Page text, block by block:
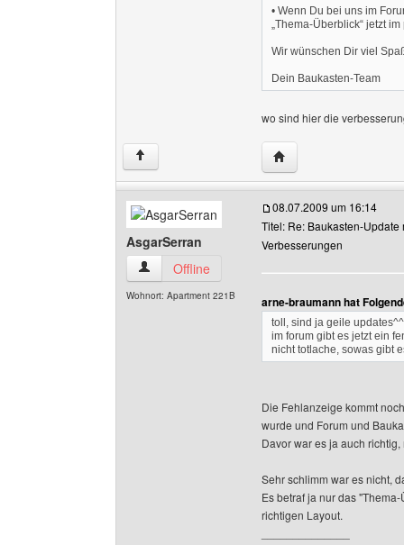
• Wenn Du bei uns im
„Thema-Überblick“ jetzt
Wir wünschen Dir viel
Dein Baukasten-Team
wo sind hier die
↑ Website dieses
AsgarSerran
AsgarSerran Benutzer-Profile anzeigen
Offline
Wohnort: Apartment 221B
08.07.2009 um 16:14
Titel: Re: Baukasten-Update
Verbesserungen
arne-braumann hat
toll, sind ja geile updates^^
im forum gibt es jetzt ein
nicht totlache, sowas gibt
Die Fehlanzeige kommt
wurde und Forum und
Davor war es ja auch
Sehr schlimm war es nicht,
Es betraf ja nur das
richtigen Layout.